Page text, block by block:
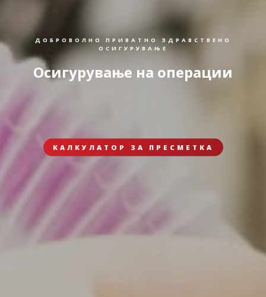
ДОБРОВОЛНО ПРИВАТНО ЗДРАВСТВЕНО
ОСИГУРУВАЊЕ
Осигурување на операции
КАЛКУЛАТОР ЗА ПРЕСМЕТКА